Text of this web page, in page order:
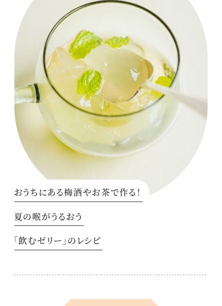
おうちにある梅酒やお茶で作る！
夏の喉がうるおう
「飲むゼリー」のレシピ